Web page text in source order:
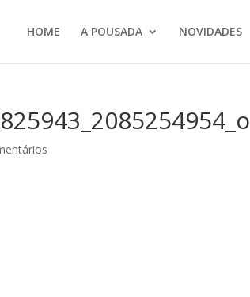
HOME A POUSADA NOVIDADES